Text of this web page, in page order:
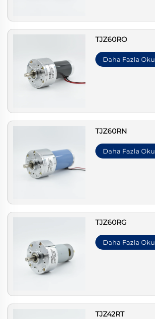
TJZ60RO
Daha Fazla Oku
TJZ60RN
Daha Fazla Oku
TJZ60RG
Daha Fazla Oku
TJZ42RT